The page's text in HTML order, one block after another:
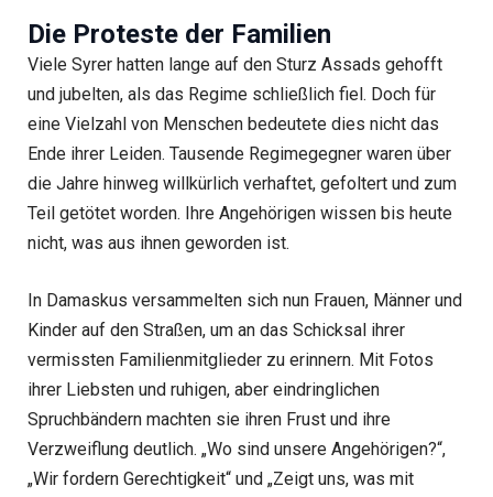
Die Proteste der Familien
Viele Syrer hatten lange auf den Sturz Assads gehofft
und jubelten, als das Regime schließlich fiel. Doch für
eine Vielzahl von Menschen bedeutete dies nicht das
Ende ihrer Leiden. Tausende Regimegegner waren über
die Jahre hinweg willkürlich verhaftet, gefoltert und zum
Teil getötet worden. Ihre Angehörigen wissen bis heute
nicht, was aus ihnen geworden ist.
In Damaskus versammelten sich nun Frauen, Männer und
Kinder auf den Straßen, um an das Schicksal ihrer
vermissten Familienmitglieder zu erinnern. Mit Fotos
ihrer Liebsten und ruhigen, aber eindringlichen
Spruchbändern machten sie ihren Frust und ihre
Verzweiflung deutlich. „Wo sind unsere Angehörigen?“,
„Wir fordern Gerechtigkeit“ und „Zeigt uns, was mit